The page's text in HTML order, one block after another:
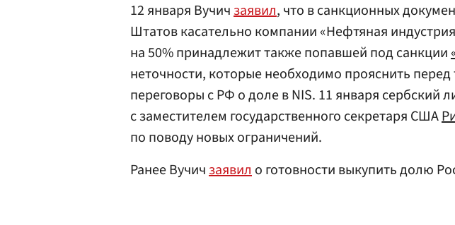
12 января Вучичзаявил, что в санкционных
Штатов касательно компании «Нефтяная
на 50% принадлежит также попавшей под санкции
неточности, которые необходимо прояснить перед
переговоры с РФ о доле в NIS. 11 января сербский
с заместителем государственного секретаря США
по поводу новых ограничений.
Ранее Вучичзаявило готовности выкупить долю